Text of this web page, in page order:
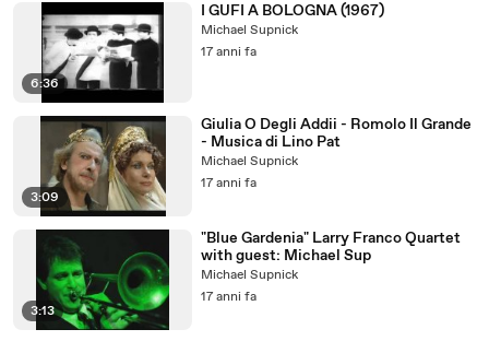
6:36
I GUFI A BOLOGNA (1967)
Michael Supnick
17 anni fa
3:09
Giulia O Degli Addii - Romolo Il Grande
- Musica di Lino Pat
Michael Supnick
17 anni fa
3:13
"Blue Gardenia" Larry Franco Quartet
with guest: Michael Sup
Michael Supnick
17 anni fa